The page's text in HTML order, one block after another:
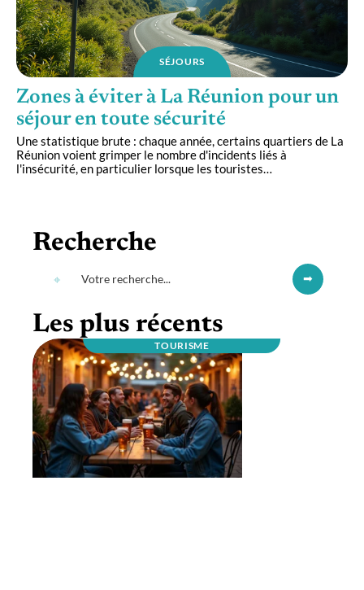
SÉJOURS
Zones à éviter à La Réunion pour un
séjour en toute sécurité
Une statistique brute : chaque année, certains quartiers de La
Réunion voient grimper le nombre d'incidents liés à
l'insécurité, en particulier lorsque les touristes
Recherche
Les plus récents
TOURISME